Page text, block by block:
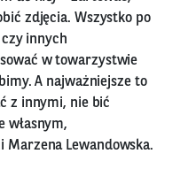
zdjęcia. Wszystko po
innych
w towarzystwie
A najważniejsze to
z innymi, nie bić
własnym,
Lewandowska.